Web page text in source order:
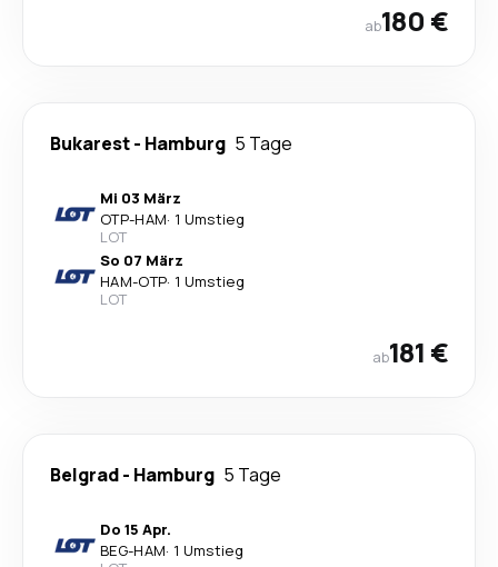
ab180 €
Bukarest- Hamburg 5 Tage
Mi 03 März
OTP-HAM· 1 Umstieg
LOT
So 07 März
HAM-OTP· 1 Umstieg
LOT
ab181 €
Belgrad- Hamburg 5 Tage
Do 15 Apr.
BEG-HAM· 1 Umstieg